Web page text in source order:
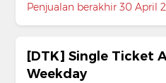
Penjualan berakhir 30 April
[DTK] Single Ticket
Weekday